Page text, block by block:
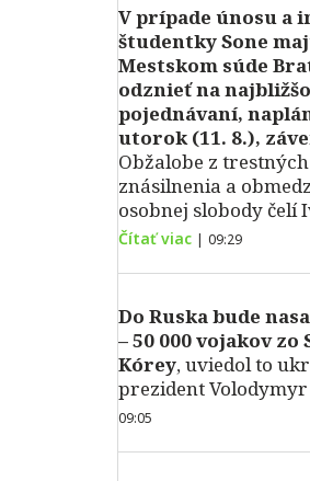
V prípade únosu a
študentky Sone
Mestskom súde
odznieť na
pojednávaní,
utorok (11. 8.),
Obžalobe z
znásilnenia a
osobnej slobody čelí
Čítať viac | 09:29
Do Ruska bude
– 50 000 vojakov zo
Kórey, uviedol to
prezident Volodymyr
09:05